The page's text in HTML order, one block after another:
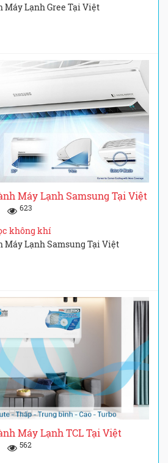
Máy Lạnh Gree Tại Việt
Máy Lạnh Samsung Tại Việt
623
không khí
Máy Lạnh Samsung Tại Việt
Máy Lạnh TCL Tại Việt
562